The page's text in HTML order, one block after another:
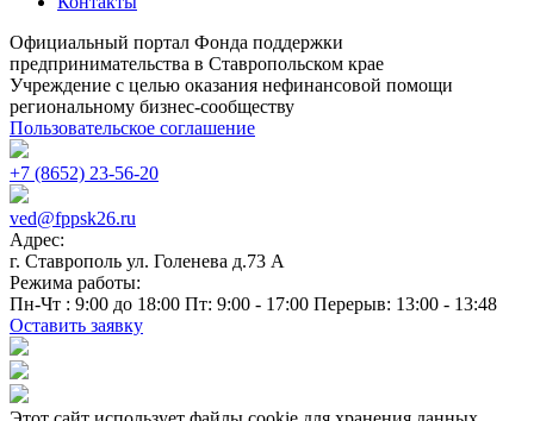
Официальный портал Фонда поддержки
предпринимательства в Ставропольском крае
Учреждение с целью оказания нефинансовой помощи
региональному бизнес-сообществу
Пользовательское соглашение
+7 (8652) 23-56-20
ved@fppsk26.ru
Адрес:
г. Ставрополь ул. Голенева д.73 A
Режима работы:
Пн-Чт : 9:00 до 18:00 Пт: 9:00 - 17:00 Перерыв: 13:00 - 13:48
Оставить заявку